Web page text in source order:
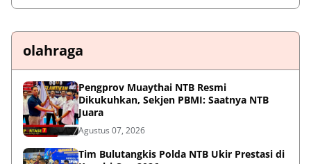
olahraga
Pengprov Muaythai NTB Resmi
Dikukuhkan, Sekjen PBMI: Saatnya NTB
Juara
Agustus 07, 2026
Tim Bulutangkis Polda NTB Ukir Prestasi di